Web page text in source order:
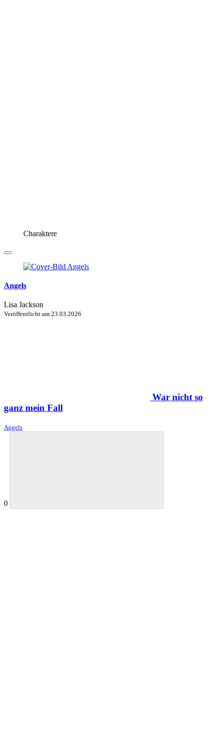
Charaktere
Angels
Lisa Jackson
Veröffentlicht am 23.03.2026
War nicht so
ganz mein Fall
Angels
0